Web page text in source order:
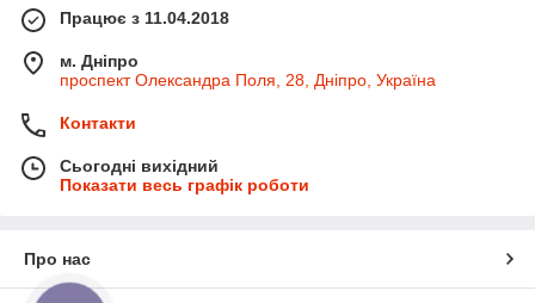
Працює з 11.04.2018
м. Дніпро
проспект Олександра Поля, 28, Дніпро, Україна
Контакти
Сьогодні вихідний
Показати весь графік роботи
Про нас